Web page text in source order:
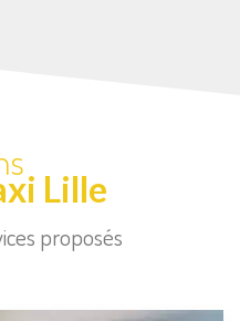
Lille
proposés